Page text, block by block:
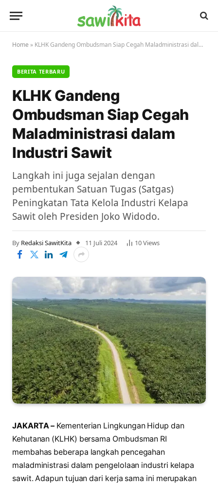
Home » KLHK Gandeng Ombudsman Siap Cegah Maladministrasi dalam Industri Sawit
BERITA TERBARU
KLHK Gandeng
Ombudsman Siap Cegah
Maladministrasi dalam
Industri Sawit
Langkah ini juga sejalan dengan
pembentukan Satuan Tugas (Satgas)
Peningkatan Tata Kelola Industri Kelapa
Sawit oleh Presiden Joko Widodo.
By Redaksi SawitKita 11 Juli 2024 10Views
JAKARTA – Kementerian Lingkungan Hidup dan
Kehutanan (KLHK) bersama Ombudsman RI
membahas beberapa langkah pencegahan
maladministrasi dalam pengelolaan industri kelapa
sawit. Adapun tujuan dari kerja sama ini merupakan